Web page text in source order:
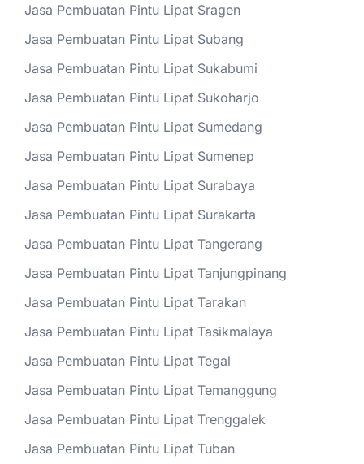
Jasa Pembuatan Pintu Lipat Sragen
Jasa Pembuatan Pintu Lipat Subang
Jasa Pembuatan Pintu Lipat Sukabumi
Jasa Pembuatan Pintu Lipat Sukoharjo
Jasa Pembuatan Pintu Lipat Sumedang
Jasa Pembuatan Pintu Lipat Sumenep
Jasa Pembuatan Pintu Lipat Surabaya
Jasa Pembuatan Pintu Lipat Surakarta
Jasa Pembuatan Pintu Lipat Tangerang
Jasa Pembuatan Pintu Lipat Tanjungpinang
Jasa Pembuatan Pintu Lipat Tarakan
Jasa Pembuatan Pintu Lipat Tasikmalaya
Jasa Pembuatan Pintu Lipat Tegal
Jasa Pembuatan Pintu Lipat Temanggung
Jasa Pembuatan Pintu Lipat Trenggalek
Jasa Pembuatan Pintu Lipat Tuban